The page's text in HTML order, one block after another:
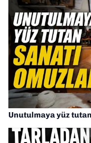
Unutulmaya yüz